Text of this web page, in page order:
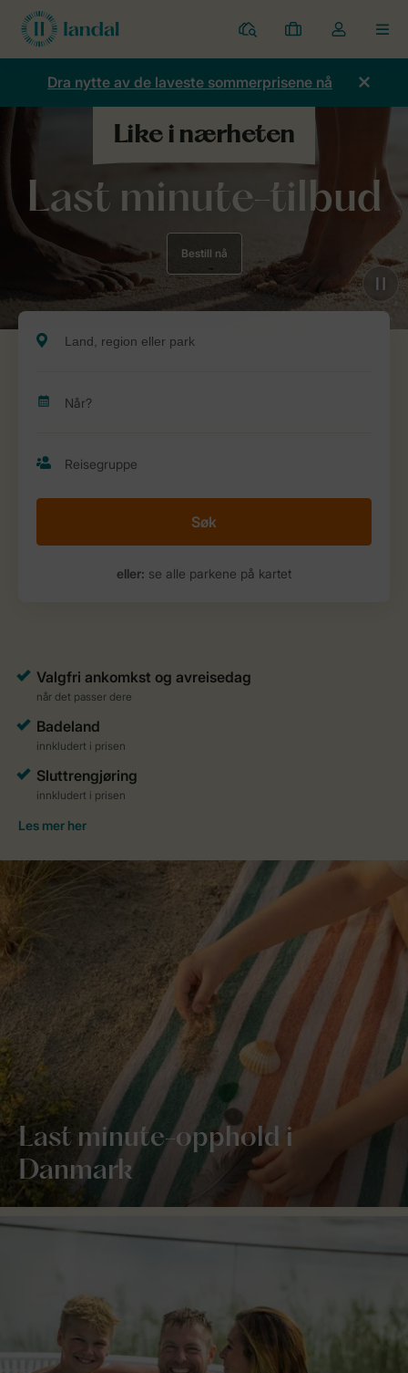
Parker
Mine
bestillinger
Toggle
the
my
Dra nytte av de laveste sommerprisene nå
Last minute-tilbud
Bestill nå
Søk
eller: se alle parkene på kartet
Last minute-opphold i
Danmark